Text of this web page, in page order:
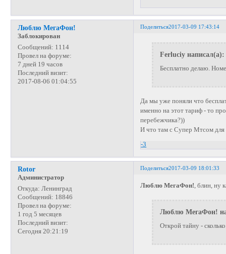
Поделиться2017-03-09 17:43:14
Люблю МегаФон!
Заблокирован
Сообщений: 1114
Провел на форуме:
7 дней 19 часов
Последний визит:
2017-08-06 01:04:55
Ferluciy написал(а):
Бесплатно делаю.
Да мы уже поняли что
именно на этот тариф - то
перебежчика?))
И что там с Супер Мтсом для
-3
Поделиться2017-03-09 18:01:33
Rotor
Администратор
Откуда: Ленинград
Сообщений: 18846
Провел на форуме:
1 год 5 месяцев
Последний визит:
Сегодня 20:21:19
Люблю МегаФон!, блин, ну
Люблю МегаФон!
Открой тайну -